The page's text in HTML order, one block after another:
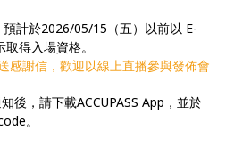
計於2026/05/15（五）以前以 E-
得入場資格。
謝信，歡迎以線上直播參與發佈會
後，請下載ACCUPASS App，並於
。